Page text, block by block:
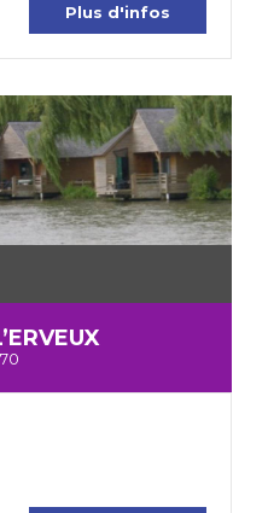
Plus d'infos